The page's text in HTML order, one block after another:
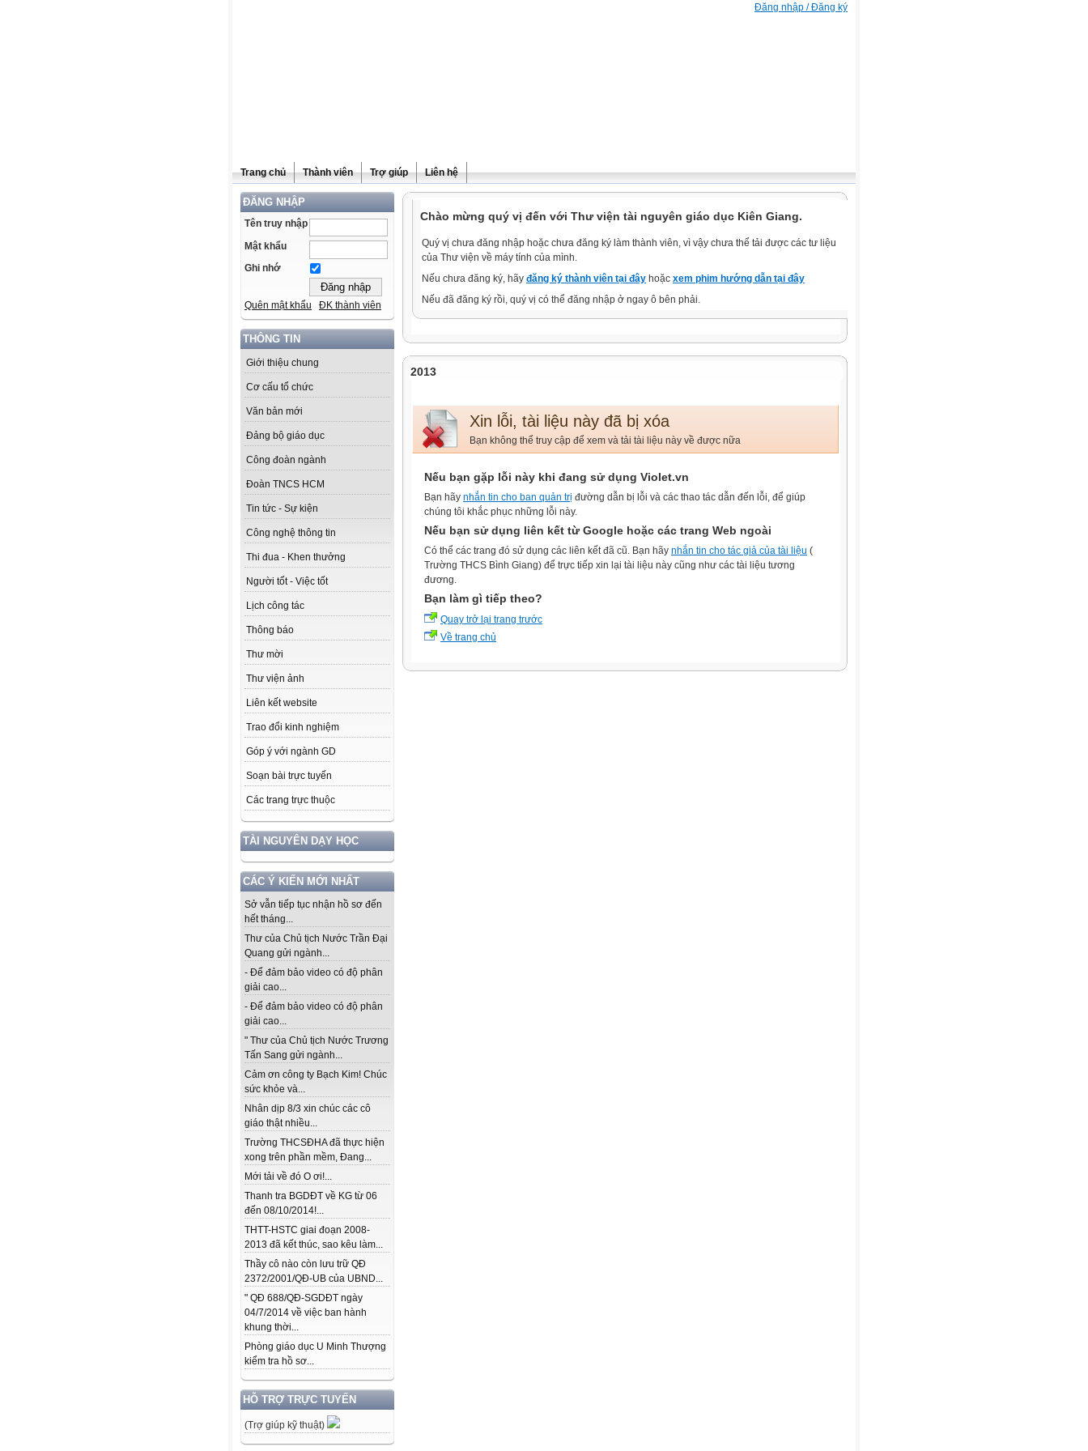
Đăng nhập / Đăng ký
Trang chủ Thành viên Trợ giúp Liên hệ
ĐĂNG NHẬP
Tên truy nhập
Mật khẩu
Ghi nhớ
Quên mật khẩu ĐK thành viên
THÔNG TIN
Giới thiệu chung
Cơ cấu tổ chức
Văn bản mới
Đảng bộ giáo dục
Công đoàn ngành
Đoàn TNCS HCM
Tin tức - Sự kiện
Công nghệ thông tin
Thi đua - Khen thưởng
Người tốt - Việc tốt
Lịch công tác
Thông báo
Thư mời
Thư viện ảnh
Liên kết website
Trao đổi kinh nghiệm
Góp ý với ngành GD
Soạn bài trực tuyến
Các trang trực thuộc
TÀI NGUYÊN DẠY HỌC
CÁC Ý KIẾN MỚI NHẤT
Sở vẫn tiếp tục nhận hồ sơ đến
hết tháng...
Thư của Chủ tịch Nước Trần Đại
Quang gửi ngành...
- Để đảm bảo video có độ phân
giải cao...
- Để đảm bảo video có độ phân
giải cao...
" Thư của Chủ tịch Nước Trương
Tấn Sang gửi ngành...
Cảm ơn công ty Bạch Kim! Chúc
sức khỏe và...
Nhân dịp 8/3 xin chúc các cô
giáo thật nhiều...
Trường THCSĐHA đã thực hiện
xong trên phần mềm, Đang...
Mới tải về đó O ơi!...
Thanh tra BGDĐT về KG từ 06
đến 08/10/2014!...
THTT-HSTC giai đoạn 2008-
2013 đã kết thúc, sao kêu làm...
Thầy cô nào còn lưu trữ QĐ
2372/2001/QĐ-UB của UBND...
" QĐ 688/QĐ-SGDĐT ngày
04/7/2014 về việc ban hành
khung thời...
Phòng giáo dục U Minh Thượng
kiểm tra hồ sơ...
HỖ TRỢ TRỰC TUYẾN
(Trợ giúp kỹ thuật)
Chào mừng quý vị đến với Thư viện tài nguyên giáo dục Kiên Giang.
Quý vị chưa đăng nhập hoặc chưa đăng ký làm thành viên, vì vậy chưa thể tải được các tư liệu
của Thư viện về máy tính của mình.
Nếu chưa đăng ký, hãy đăng ký thành viên tại đây hoặc xem phim hướng dẫn tại đây
Nếu đã đăng ký rồi, quý vị có thể đăng nhập ở ngay ô bên phải.
2013
Xin lỗi, tài liệu này đã bị xóa
Bạn không thể truy cập để xem và tải tài liệu này về được nữa
Nếu bạn gặp lỗi này khi đang sử dụng Violet.vn
Bạn hãy nhắn tin cho ban quản trị đường dẫn bị lỗi và các thao tác dẫn đến lỗi, để giúp
chúng tôi khắc phục những lỗi này.
Nếu bạn sử dụng liên kết từ Google hoặc các trang Web ngoài
Có thể các trang đó sử dụng các liên kết đã cũ. Bạn hãy nhắn tin cho tác giả của tài liệu (
Trường THCS Bình Giang) để trực tiếp xin lại tài liệu này cũng như các tài liệu tương
đương.
Bạn làm gì tiếp theo?
Quay trở lại trang trước
Về trang chủ